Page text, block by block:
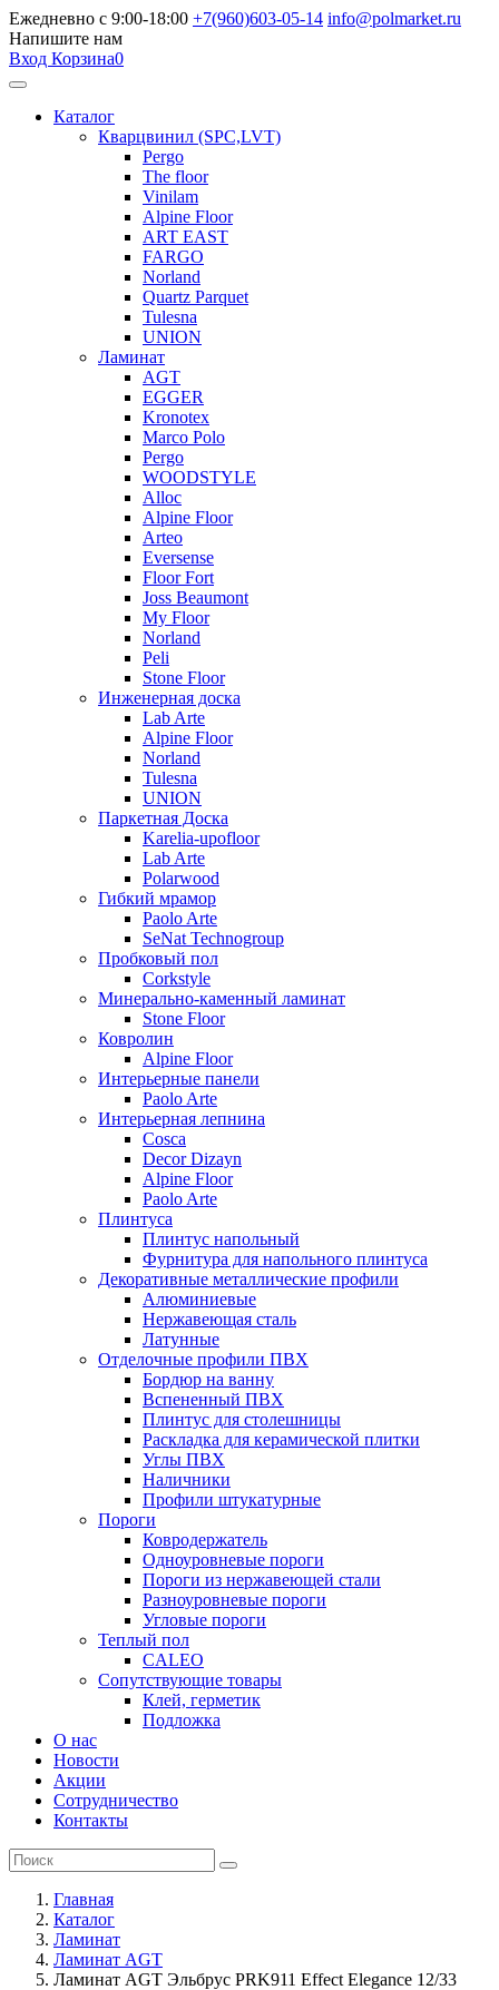
Ежедневно с 9:00-18:00 +7(960)603-05-14 info@polmarket.ru
Напишите нам
Вход Корзина0
Каталог
Кварцвинил (SPC,LVT)
Pergo
The floor
Vinilam
Alpine Floor
ART EAST
FARGO
Norland
Quartz Parquet
Tulesna
UNION
Ламинат
AGT
EGGER
Kronotex
Marco Polo
Pergo
WOODSTYLE
Alloc
Alpine Floor
Arteo
Eversense
Floor Fort
Joss Beaumont
My Floor
Norland
Peli
Stone Floor
Инженерная доска
Lab Arte
Alpine Floor
Norland
Tulesna
UNION
Паркетная Доска
Karelia-upofloor
Lab Arte
Polarwood
Гибкий мрамор
Paolo Arte
SeNat Technogroup
Пробковый пол
Corkstyle
Минерально-каменный ламинат
Stone Floor
Ковролин
Alpine Floor
Интерьерные панели
Paolo Arte
Интерьерная лепнина
Cosca
Decor Dizayn
Alpine Floor
Paolo Arte
Плинтуса
Плинтус напольный
Фурнитура для напольного плинтуса
Декоративные металлические профили
Алюминиевые
Нержавеющая сталь
Латунные
Отделочные профили ПВХ
Бордюр на ванну
Вспененный ПВХ
Плинтус для столешницы
Раскладка для керамической плитки
Углы ПВХ
Наличники
Профили штукатурные
Пороги
Ковродержатель
Одноуровневые пороги
Пороги из нержавеющей стали
Разноуровневые пороги
Угловые пороги
Теплый пол
CALEO
Сопутствующие товары
Клей, герметик
Подложка
О нас
Новости
Акции
Сотрудничество
Контакты
Главная
Каталог
Ламинат
Ламинат AGT
Ламинат AGT Эльбрус PRK911 Effect Elegance 12/33